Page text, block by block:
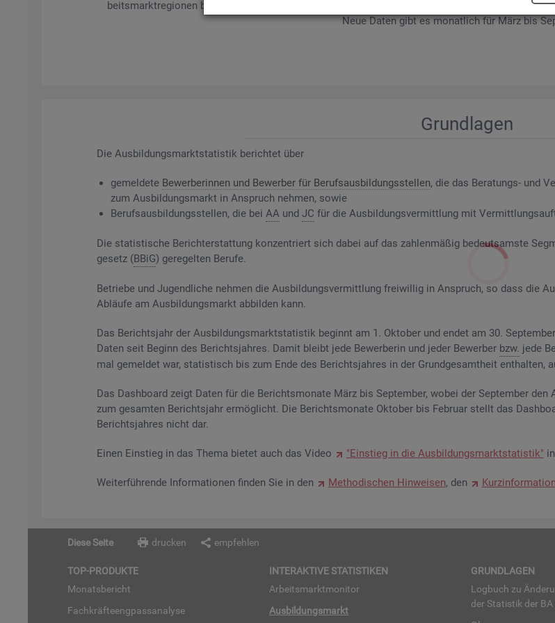
beits­markt­re­gio­nen bil­det es ge­mel­de­te Be­wer­be­rin­nen und Be­wer­ber sowie
Neue Daten gibt es mo­nat­lich für März bis
Grund­la­gen
Die Aus­bil­dungs­markt­sta­tis­tik be­rich­tet über
ge­mel­de­te Be­wer­be­rin­nen und Be­wer­ber für Be­rufs­aus­bil­dungs­stel­len, die das Be­ra­tungs- und
zum Aus­bil­dungs­markt in An­spruch neh­men, sowie
Be­rufs­aus­bil­dungs­stel­len, die bei AAund JC für die Aus­bil­dungs­ver­mitt­lung mit
Die sta­tis­ti­sche Be­richt­erstat­tung kon­zen­triert sich dabei auf das zah­len­mä­ßig be­deut­sams­te
ge­setz (BBiG) ge­re­gel­ten Be­ru­fe.
Be­trie­be und Ju­gend­li­che neh­men die Aus­bil­dungs­ver­mitt­lung frei­wil­lig in An­spruch, so dass die
Ab­läu­fe am Aus­bil­dungs­markt ab­bil­den kann.
Das Be­richts­jahr der Aus­bil­dungs­markt­sta­tis­tik be­ginnt am 1. Ok­to­ber und endet am 30.
Daten seit Be­ginn des Be­richts­jah­res. Damit bleibt jede Be­wer­be­rin und jeder Be­wer­ber bzw. jede
mal ge­mel­det war, sta­tis­tisch bis zum Ende des Be­richts­jah­res in der Grund­ge­samt­heit ent­hal­ten,
Das Da­sh­board zeigt Daten für die Be­richts­mo­na­te März bis Sep­tem­ber, wobei der Sep­tem­ber
zum ge­sam­ten Be­richts­jahr er­mög­licht. Die Be­richts­mo­na­te Ok­to­ber bis Fe­bru­ar stellt das
Be­richts­jah­res nicht dar.
Einen Ein­stieg in das Thema bie­tet auch das Video "Ein­stieg in die Aus­bil­dungs­markt­sta­tis­tik"
Wei­ter­füh­ren­de In­for­ma­tio­nen fin­den Sie in den Me­tho­di­schen Hin­wei­sen, den
Diese Seite drucken empfehlen
TOP-PRO­DUK­TE
Mo­nats­be­richt
Fach­kräf­te­eng­pass­ana­ly­se
IN­TER­AK­TI­VE STA­TIS­TI­KEN
Ar­beits­markt­mo­ni­tor
Aus­bil­dungs­markt
GRUND­LA­GEN
Log­buch zu
der Sta­tis­tik der BA